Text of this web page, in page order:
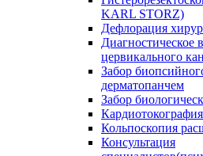
KARL STORZ)
Дефлорация
Диагностическое
цервикального
Забор
дерматопанчем
Забор
Кольпоскопия
Консультация